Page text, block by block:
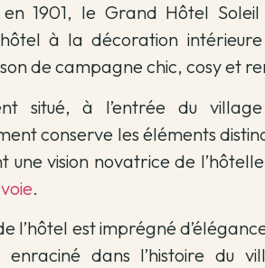
en 1901, le Grand Hôtel
hôtel à la décoration
de campagne chic, cosy et
situé, à l’entrée du
conserve les éléments
une vision novatrice de
.
l’hôtel est imprégné
enraciné dans l’histoire du